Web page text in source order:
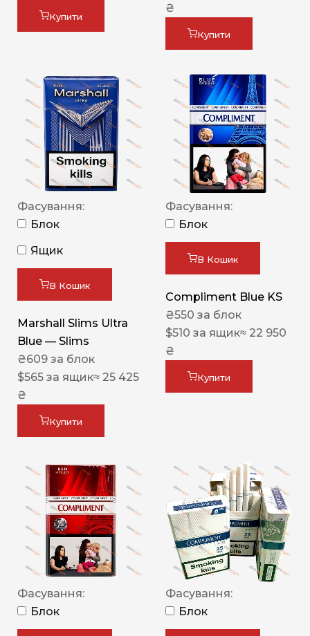
Купити
₴
Купити
Фасування:
Блок
Ящик
В Кошик
Marshall Slims Ultra
Blue — Slims
₴609 за блок
$565 за ящик≈ 25 425
₴
Купити
Фасування:
Блок
В Кошик
Compliment Blue KS
₴550 за блок
$510 за ящик≈ 22 950
₴
Купити
Фасування:
Блок
Фасування:
Блок